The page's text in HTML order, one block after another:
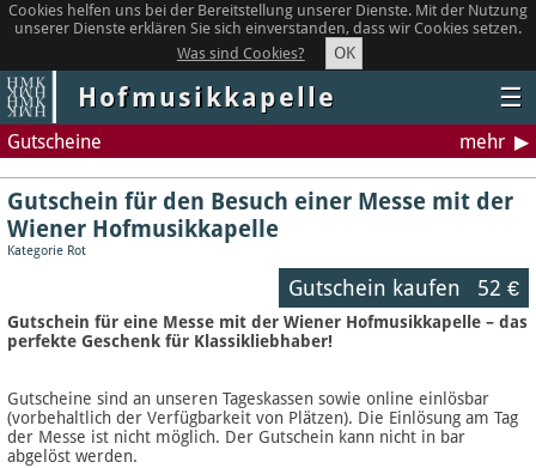
Cookies helfen uns bei der Bereitstellung unserer Dienste. Mit der Nutzung
unserer Dienste erklären Sie sich einverstanden, dass wir Cookies setzen.
Was sind Cookies?
OK
Hofmusikkapelle ☰
Gutscheine mehr
Gutschein für den Besuch einer Messe mit der
Wiener Hofmusikkapelle
Kategorie Rot
Gutschein kaufen 52 €
Gutschein für eine Messe mit der Wiener Hofmusikkapelle – das
perfekte Geschenk für Klassikliebhaber!
Gutscheine sind an unseren Tageskassen sowie online einlösbar
(vorbehaltlich der Verfügbarkeit von Plätzen). Die Einlösung am Tag
der Messe ist nicht möglich. Der Gutschein kann nicht in bar
abgelöst werden.